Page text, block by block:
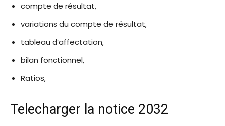
compte de résultat,
variations du compte de résultat,
tableau d’affectation,
bilan fonctionnel,
Ratios,
Telecharger la notice 2032